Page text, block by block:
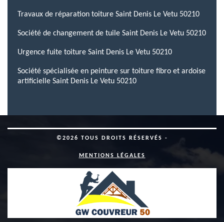
Travaux de réparation toiture Saint Denis Le Vetu 50210
Société de changement de tuile Saint Denis Le Vetu 50210
Urgence fuite toiture Saint Denis Le Vetu 50210
Société spécialisée en peinture sur toiture fibro et ardoise
artificielle Saint Denis Le Vetu 50210
©2026 TOUS DROITS RÉSERVÉS -
MENTIONS LÉGALES